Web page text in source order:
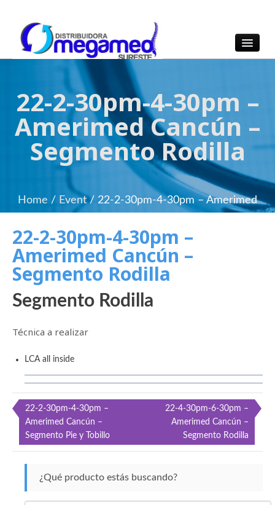
OmegaMed Sureste
OmegaMed Sureste
22-2-30pm-4-30pm –
Amerimed Cancún –
Segmento Rodilla
Home / Event/ 22-2-30pm-4-30pm – Amerimed
22-2-30pm-4-30pm –
Amerimed Cancún –
Segmento Rodilla
Segmento Rodilla
Técnica a realizar
LCA all inside
Navegación
de
22-2-30pm-4-30pm –
Amerimed Cancún –
Segmento Pie y Tobillo
22-4-30pm-6-30pm –
Amerimed Cancún –
Segmento Rodilla
¿Qué producto estás buscando?